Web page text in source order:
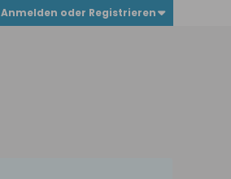
Anmelden oder Registrieren